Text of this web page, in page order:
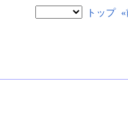
トップ «